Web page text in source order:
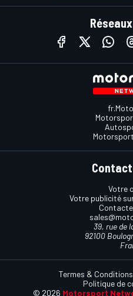
Votre
Votre publicité
39, rue de
92100
© 2026 Motorsport
Termes & Conditions
Politique de